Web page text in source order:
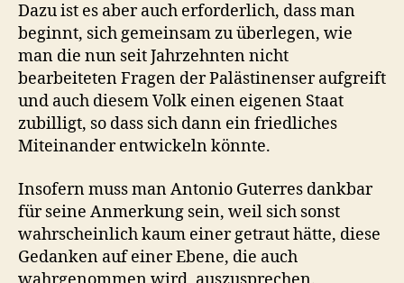
Dazu ist es aber auch erforderlich, dass man
beginnt, sich gemeinsam zu überlegen, wie
man die nun seit Jahrzehnten nicht
bearbeiteten Fragen der Palästinenser aufgreift
und auch diesem Volk einen eigenen Staat
zubilligt, so dass sich dann ein friedliches
Miteinander entwickeln könnte.
Insofern muss man Antonio Guterres dankbar
für seine Anmerkung sein, weil sich sonst
wahrscheinlich kaum einer getraut hätte, diese
Gedanken auf einer Ebene, die auch